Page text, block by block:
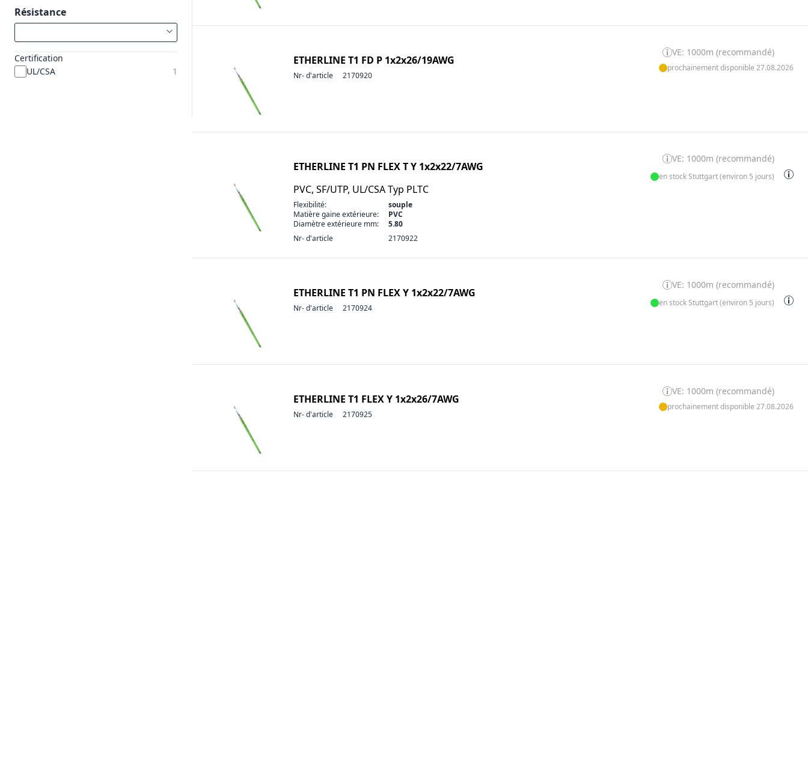
ETHERLINE T1 FD P 1x2x26/19AWG
Nr- d'article 2170920
VE: 1000m (recommandé)
prochainement disponible 27.08.2026
ETHERLINE T1 PN FLEX T Y 1x2x22/7AWG
PVC, SF/UTP, UL/CSA Typ PLTC
Flexibilité:
souple
Matière gaine extérieure:
PVC
Diamètre extérieure mm:
5.80
Nr- d'article
2170922
VE: 1000m (recommandé)
en stock Stuttgart (environ 5 jours)
ETHERLINE T1 PN FLEX Y 1x2x22/7AWG
Nr- d'article 2170924
VE: 1000m (recommandé)
en stock Stuttgart (environ 5 jours)
ETHERLINE T1 FLEX Y 1x2x26/7AWG
Nr- d'article 2170925
VE: 1000m (recommandé)
prochainement disponible 27.08.2026
Résistance
Certification
UL/CSA
1